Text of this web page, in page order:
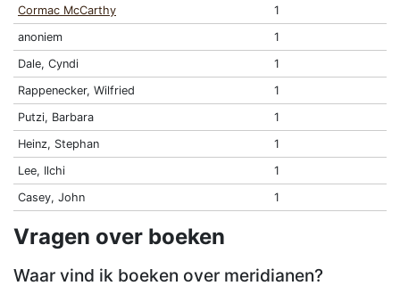
Cormac McCarthy
1
anoniem
1
Dale, Cyndi
1
Rappenecker, Wilfried
1
Putzi, Barbara
1
Heinz, Stephan
1
Lee, Ilchi
1
Casey, John
1
Vragen over boeken
Waar vind ik boeken over meridianen?